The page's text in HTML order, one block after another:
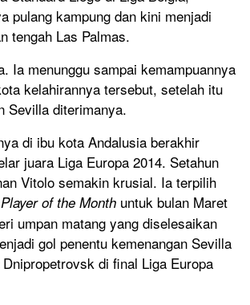
pulang kampung dan kini menjadi
tengah Las Palmas.
Ia menunggu sampai kemampuannya
kelahirannya tersebut, setelah itu
Sevilla diterimanya.
di ibu kota Andalusia berakhir
juara Liga Europa 2014. Setahun
Vitolo semakin krusial. Ia terpilih
of the Month untuk bulan Maret
umpan matang yang diselesaikan
gol penentu kemenangan Sevilla
di final Liga Europa